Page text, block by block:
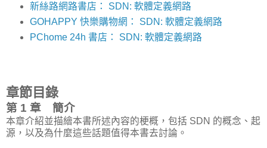
新絲路網路書店： SDN: 軟體定義網路
GOHAPPY 快樂購物網： SDN: 軟體定義網路
PChome 24h 書店： SDN: 軟體定義網路
章節目錄
第 1 章 簡介
本章介紹並描繪本書所述內容的梗概，包括 SDN 的概念、起
源，以及為什麼這些話題值得本書去討論。